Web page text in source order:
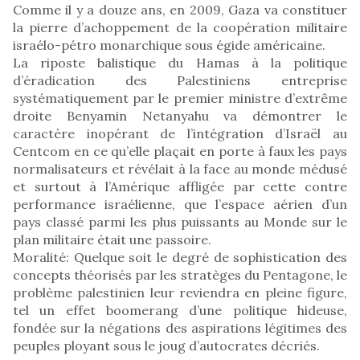
Comme il y a douze ans, en 2009, Gaza va constituer
la pierre d’achoppement de la coopération militaire
israélo-pétro monarchique sous égide américaine.
La riposte balistique du Hamas à la politique
d’éradication des Palestiniens entreprise
systématiquement par le premier ministre d’extrême
droite Benyamin Netanyahu va démontrer le
caractère inopérant de l’intégration d’Israël au
Centcom en ce qu’elle plaçait en porte à faux les pays
normalisateurs et révélait à la face au monde médusé
et surtout à l’Amérique affligée par cette contre
performance israélienne, que l’espace aérien d’un
pays classé parmi les plus puissants au Monde sur le
plan militaire était une passoire.
Moralité: Quelque soit le degré de sophistication des
concepts théorisés par les stratèges du Pentagone, le
problème palestinien leur reviendra en pleine figure,
tel un effet boomerang d’une politique hideuse,
fondée sur la négations des aspirations légitimes des
peuples ployant sous le joug d’autocrates décriés.